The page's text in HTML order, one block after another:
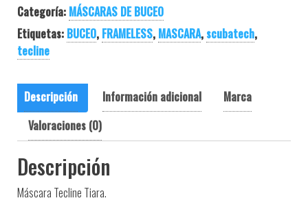
Categoría: MÁSCARAS DE BUCEO
Etiquetas: BUCEO, FRAMELESS, MASCARA, scubatech,
tecline
Descripción Información adicional
Marca
Valoraciones (0)
Descripción
Máscara Tecline Tiara.